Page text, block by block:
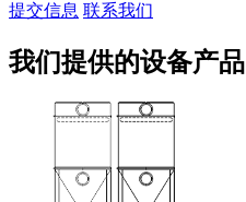
提交信息 联系我们
我们提供的设备产品